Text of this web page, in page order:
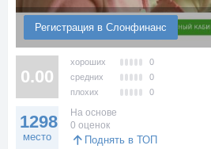
Регистрация в Слонфинанс
0.00
хороших
0
средних
0
плохих
0
1298
место
На основе
0 оценок
Поднять в ТОП